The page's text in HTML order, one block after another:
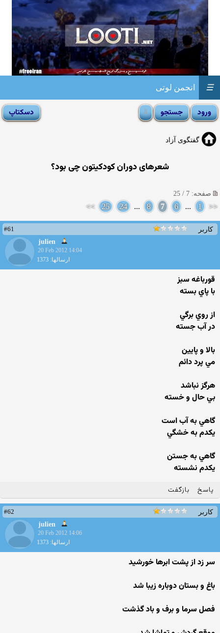
انجمن لوتی ☰
گفتگوی آزاد
شعرهای دوران کودکیتون چی بود؟
صفحه: 7 / 25
<<
1
...
6
7
8
...
24
25
>>
کاربر
#61
julien
20 Feb 2012 14:04
ارسالها: 1373
قورباغه سبز
با پاي بسته
از روي برگي
در آب جسته
بالا و پايين
مي پرد دائم
هرگز نباشد
بي حال و خسته
گاهي به آب است
يكدم به خشگي
گاهي به جستن
يكدم نشسته
پاسخ بازگفت
کاربر
#62
julien
20 Feb 2012 14:06
ارسالها: 1373
سر زد از پشت ابرها خورشید
باغ و بستان دوباره زیبا شد
فصل سرما و برف و باد گذشت